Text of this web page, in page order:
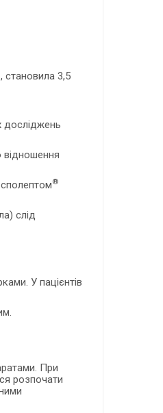
становила 3,5
досліджень
відношення
®
слід
У пацієнтів
При
розпочати